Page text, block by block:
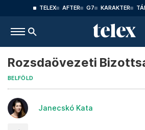
TELEX AFTER G7 KARAKTER
Rozsdaövezeti
BELFÖLD
Janecskó Kata